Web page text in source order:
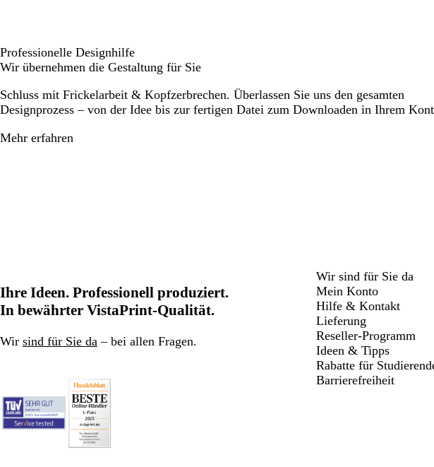
Professionelle Designhilfe
Wir übernehmen die Gestaltung für Sie
Schluss mit Frickelarbeit & Kopfzerbrechen. Überlassen Sie uns den gesamten
Designprozess – von der Idee bis zur fertigen Datei zum Downloaden in Ihrem
Mehr erfahren
Ihre Ideen. Professionell produziert.
In bewährter VistaPrint-Qualität.
Wir sind für Sie da – bei allen Fragen.
Wir sind für Sie da
Mein Konto
Hilfe & Kontakt
Lieferung
Reseller-Programm
Ideen & Tipps
Rabatte für
Barrierefreiheit